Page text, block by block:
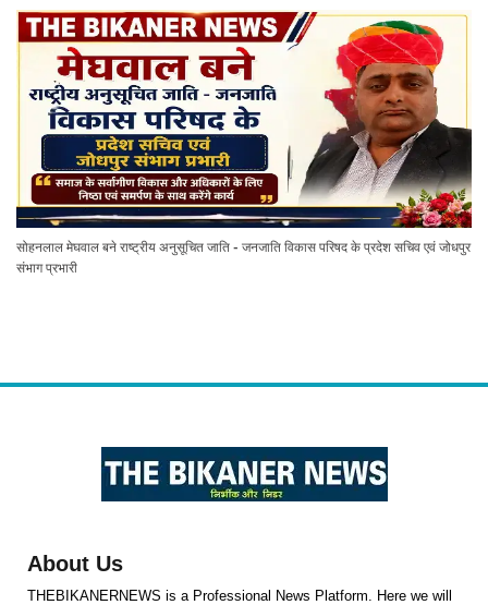
सोहनलाल मेघवाल बने राष्ट्रीय अनुसूचित जाति - जनजाति विकास परिषद के प्रदेश सचिव एवं जोधपुर
संभाग प्रभारी
About Us
THEBIKANERNEWS is a Professional News Platform. Here we will